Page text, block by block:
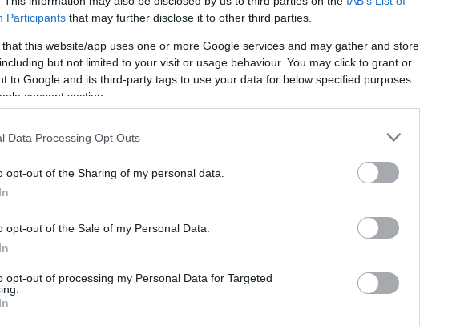
Participants that may further disclose it to other third parties.
that this website/app uses one or more Google services and may gather and store
but not limited to your visit or usage behaviour. You may click to grant or
to Google and its third-party tags to use your data for below specified purposes
consent section.
Data Processing Opt Outs
opt-out of the Sharing of my personal data.
opt-out of the Sale of my Personal Data.
opt-out of processing my Personal Data for Targeted
του, μέσω των οποίων αρνήθηκε την κατηγορία,
σκευωρίας.
τουΠλημμελειοδικείου
ο δεύτερος για αντιποίηση άσκησης δημόσιας υπηρεσίας.
Αγγλικών σε μόνο 2 ημέρες στα χέρια σας